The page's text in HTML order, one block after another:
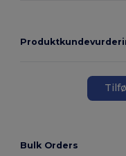
Bulk Orders